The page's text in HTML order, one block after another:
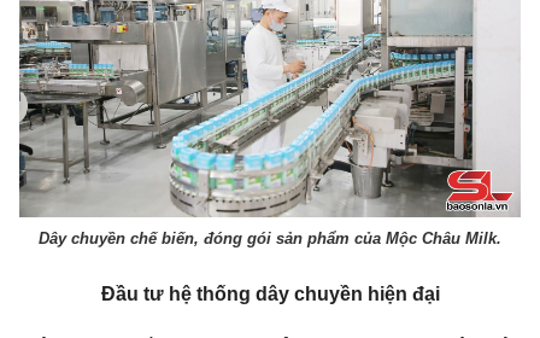
Dây chuyền chế biến, đóng gói sản phẩm của Mộc Châu Milk.
Đầu tư hệ thống dây chuyền hiện đại